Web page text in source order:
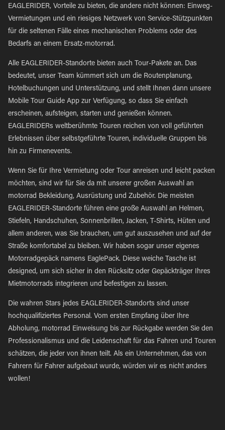
EAGLERIDER, Vorteile zu bieten, die andere nicht können: Einweg-
Vermietungen und ein riesiges Netzwerk von Service-Stützpunkten
für die seltenen Fälle eines mechanischen Problems oder des
Bedarfs an einem Ersatz-motorrad.
Alle EAGLERIDER-Standorte bieten auch Tour-Pakete an. Das
bedeutet, unser Team kümmert sich um die Routenplanung,
Hotelbuchungen und Unterstützung, und stellt Ihnen dann unsere
Mobile Tour Guide App zur Verfügung, so dass Sie einfach
erscheinen, aufsteigen, starten und genießen können.
EAGLERIDERs weltberühmte Touren reichen von voll geführten
Erlebnissen über selbstgeführte Touren, individuelle Gruppen bis
hin zu Firmenevents.
Wenn Sie für Ihre Vermietung oder Tour anreisen und leicht packen
möchten, sind wir für Sie da mit unserer großen Auswahl an
motorrad Bekleidung, Ausrüstung und Zubehör. Die meisten
EAGLERIDER-Standorte führen eine große Auswahl an Helmen,
Stiefeln, Handschuhen, Sonnenbrillen, Jacken, T-Shirts, Hüten und
allem anderen, was Sie brauchen, um gut auszusehen und auf der
Straße komfortabel zu bleiben. Wir haben sogar unser eigenes
Motorradgepäck namens EaglePack. Diese weiche Tasche ist
designed, um sich sicher in den Rücksitz oder Gepäckträger Ihres
Mietmotorrads integrieren und befestigen zu lassen.
Die wahren Stars jedes EAGLERIDER-Standorts sind unser
hochqualifiziertes Personal. Vom ersten Empfang über Ihre
Abholung, motorrad Einweisung bis zur Rückgabe werden Sie den
Professionalismus und die Leidenschaft für das Fahren und Touren
schätzen, die jeder von ihnen teilt. Als ein Unternehmen, das von
Fahrern für Fahrer aufgebaut wurde, würden wir es nicht anders
wollen!